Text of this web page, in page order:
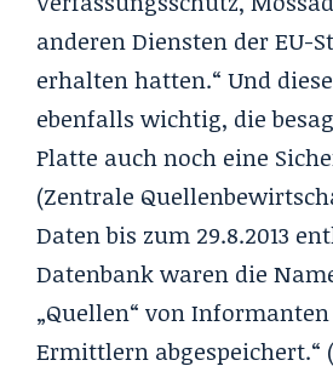
anderen Diensten der EU-
erhalten hatten.“ Und
ebenfalls wichtig, die
Platte auch noch eine
(Zentrale
Daten bis zum 29.8.2013
Datenbank waren die
„Quellen“ von
Ermittlern abgespeichert.“ (